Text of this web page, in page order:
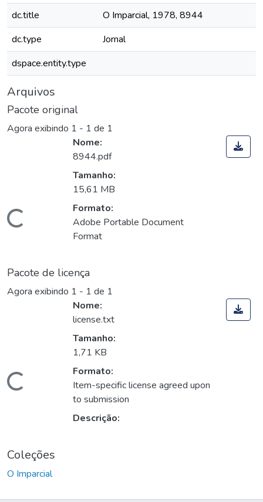
dc.title
O Imparcial, 1978, 8944
dc.type
Jornal
dspace.entity.type
Arquivos
Pacote original
Agora exibindo 1 - 1 de 1
Carregando...
Nome:
8944.pdf
Tamanho:
15,61 MB
Formato:
Adobe Portable Document
Format
Pacote de licença
Agora exibindo 1 - 1 de 1
Carregando...
Nome:
license.txt
Tamanho:
1,71 KB
Formato:
Item-specific license agreed upon
to submission
Descrição:
Coleções
O Imparcial